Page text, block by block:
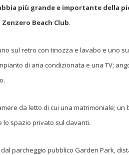
più grande e importante della
Zenzero Beach Club.
sul retro con tinozza e lavabo e uno
di aria condizionata e una TV;
da letto di cui una matrimoniale;
lo spazio privato sul davanti.
parcheggio pubblico Garden Park,